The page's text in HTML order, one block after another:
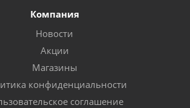
Компания
Новости
Акции
Магазины
конфиденциальности
соглашение